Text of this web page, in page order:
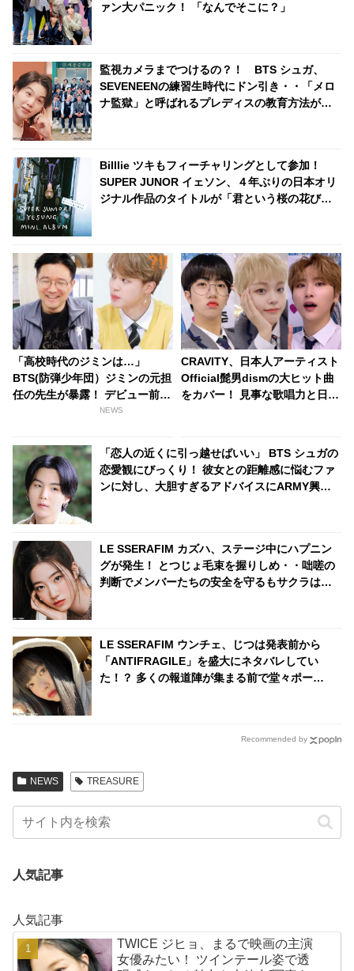
ァン大パニック！ 「なんでそこに？」
監視カメラまでつけるの？！ BTS シュガ、
SEVENEENの練習生時代にドン引き・・「メロ
ナ監獄」と呼ばれるプレディスの教育方法が過
Billlie ツキもフィーチャリングとして参加！
SUPER JUNOR イェソン、４年ぶりの日本オリ
ジナル作品のタイトルが「君という桜の花びら
「高校時代のジミンは…」
BTS(防弾少年団）ジミンの元担
任の先生が暴露！ デビュー前は
どんな少年だった…？
NEWS
CRAVITY、日本人アーティスト
Official髭男dismの大ヒット曲
をカバー！ 見事な歌唱力と日本
「恋人の近くに引っ越せばいい」 BTS シュガの
恋愛観にびっくり！ 彼女との距離感に悩むファ
ンに対し、大胆すぎるアドバイスにARMY興味
LE SSERAFIM カズハ、ステージ中にハプニン
グが発生！ とつじょ毛束を握りしめ・・咄嗟の
判断でメンバーたちの安全を守るもサクラは爆
LE SSERAFIM ウンチェ、じつは発表前から
「ANTIFRAGILE」を盛大にネタバレしてい
た！？ 多くの報道陣が集まる前で堂々ポー
Recommended by
NEWS TREASURE
人気記事
人気記事
TWICE ジヒョ、まるで映画の主演
女優みたい！ ツインテール姿で透